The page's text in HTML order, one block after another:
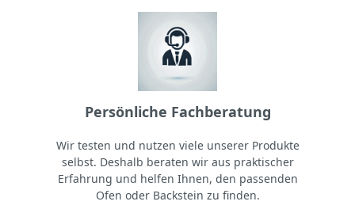
Persönliche Fachberatung
Wir testen und nutzen viele unserer Produkte
selbst. Deshalb beraten wir aus praktischer
Erfahrung und helfen Ihnen, den passenden
Ofen oder Backstein zu finden.